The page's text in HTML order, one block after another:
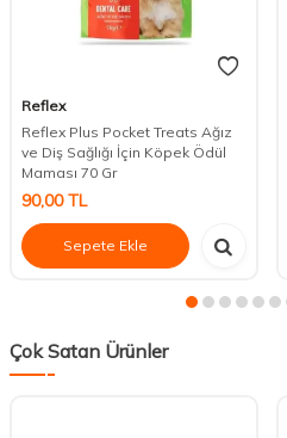
Reflex
Reflex Plus Pocket Treats Ağız
ve Diş Sağlığı İçin Köpek Ödül
Maması 70 Gr
90,00TL
Sepete Ekle
Çok Satan Ürünler